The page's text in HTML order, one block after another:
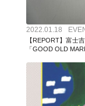
2022.01.18
【REPORT】富士
「GOOD OLD